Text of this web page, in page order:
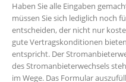
Haben Sie alle Eingaben
müssen Sie sich lediglich noch
entscheiden, der nicht nur
gute Vertragskonditionen
entspricht. Der
des Stromanbieterwechsels
im Wege. Das Formular